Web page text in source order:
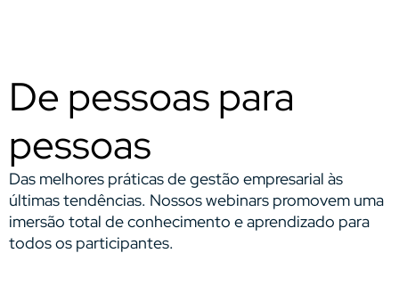
De pessoas para
pessoas
Das melhores práticas de gestão empresarial às
últimas tendências. Nossos webinars promovem uma
imersão total de conhecimento e aprendizado para
todos os participantes.